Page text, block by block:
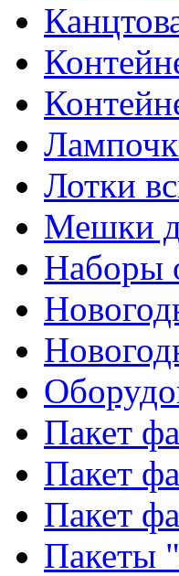
Лотки
Мешки
Наборы
Пакет
Пакет
Пакет
Пакеты